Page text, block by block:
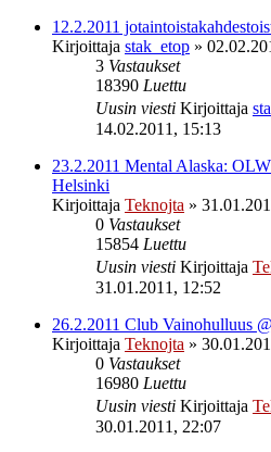
12.2.2011
Kirjoittaja stak_etop »
3 Vastaukset
18390 Luettu
Uusin viesti Kirjoittaja
14.02.2011, 15:13
23.2.2011 Mental Alaska:
Helsinki
Kirjoittaja Teknojta »
0 Vastaukset
15854 Luettu
Uusin viesti Kirjoittaja
31.01.2011, 12:52
26.2.2011 Club Vainohulluus
Kirjoittaja Teknojta »
0 Vastaukset
16980 Luettu
Uusin viesti Kirjoittaja
30.01.2011, 22:07